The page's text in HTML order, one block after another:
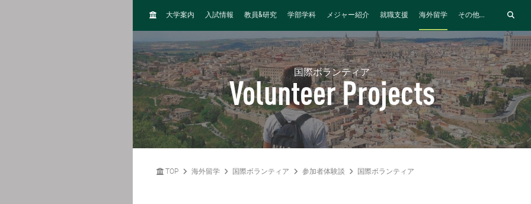
H
E
大学案内 入試情報 教員&研究 学部学科 メジャー紹介 就職支援 海外留学 その他...
国際ボランティア
Volunteer Projects
TOP 海外留学 国際ボランティア 参加者体験談 国際ボランティア